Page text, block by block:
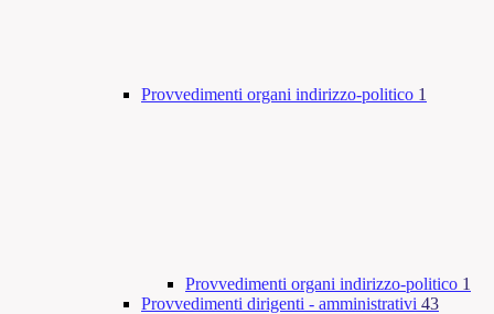
Provvedimenti organi indirizzo-politico 1
Provvedimenti organi indirizzo-politico 1
Provvedimenti dirigenti - amministrativi 43